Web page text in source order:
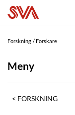
Forskning Forskare
Meny
FORSKNING